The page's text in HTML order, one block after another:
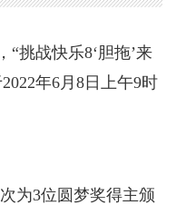
“挑战快乐8‘胆拖’来
2022年6月8日上午9时
为3位圆梦奖得主颁